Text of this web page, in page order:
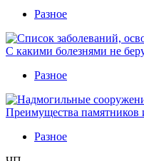
Разное
С какими болезнями не
Разное
Преимущества памятников
Разное